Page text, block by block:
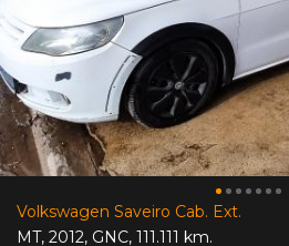
Volkswagen Saveiro Cab. Ext.
MT, 2012, GNC, 111.111 km.